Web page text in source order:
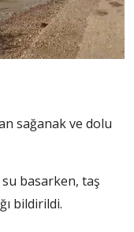
sağanak ve dolu
basarken, taş
bildirildi.